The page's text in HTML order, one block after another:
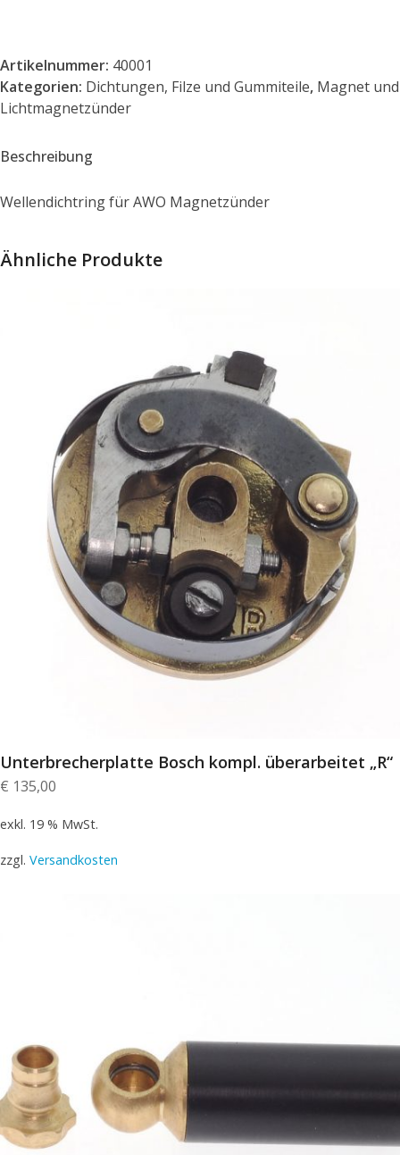
Artikelnummer: 40001
Kategorien: Dichtungen, Filze und Gummiteile, Magnet und
Lichtmagnetzünder
Beschreibung
Wellendichtring für AWO Magnetzünder
Ähnliche Produkte
Unterbrecherplatte Bosch kompl. überarbeitet „R“
€ 135,00
exkl. 19 % MwSt.
zzgl. Versandkosten